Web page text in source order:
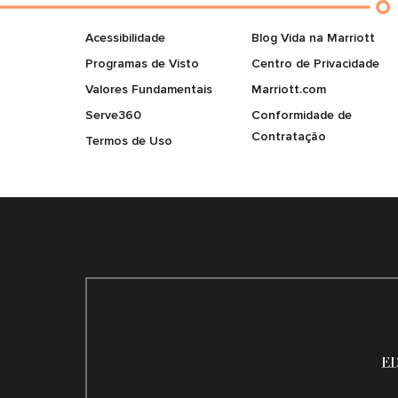
Acessibilidade
Programas de Visto
Valores Fundamentais
Serve360
Termos de Uso
Blog Vida na Marriott
Centro de Privacidade
Marriott.com
Conformidade de
Contratação